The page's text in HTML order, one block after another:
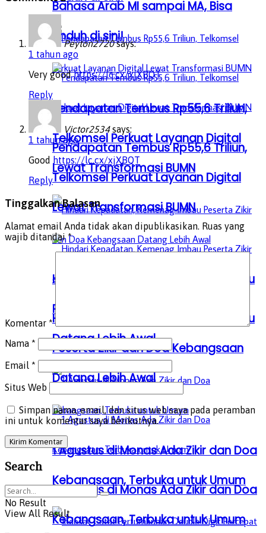
Pendapatan Tembus Rp55,6 Triliun,
Telkomsel Perkuat Layanan Digital
Lewat Transformasi BUMN
Hindari Kepadatan, Kemenag Imbau
Peserta Zikir dan Doa Kebangsaan
Datang Lebih Awal
1 Agustus di Monas Ada Zikir dan Doa
Kebangsaan, Terbuka untuk Umum
Bahasa Arab MI sampai MA, Bisa
Unduh di sini!
Pendapatan Tembus Rp55,6 Triliun,
Telkomsel Perkuat Layanan Digital
Lewat Transformasi BUMN
Hindari Kepadatan, Kemenag Imbau
Peserta Zikir dan Doa Kebangsaan
Datang Lebih Awal
1 Agustus di Monas Ada Zikir dan Doa
Kebangsaan, Terbuka untuk Umum
Peyton2720 says:
1 tahun ago
Very goodhttps://lc.cx/xjXBQT
Reply
Victor2534 says:
1 tahun ago
Good https://lc.cx/xjXBQT
Reply
Tinggalkan Balasan
Alamat email Anda tidak akan dipublikasikan. Ruas yang
wajib ditandai*
Komentar *
Nama *
Email *
Situs Web
Simpan nama, email, dan situs web saya pada peramban
ini untuk komentar saya berikutnya.
Search
No Result
View All Result